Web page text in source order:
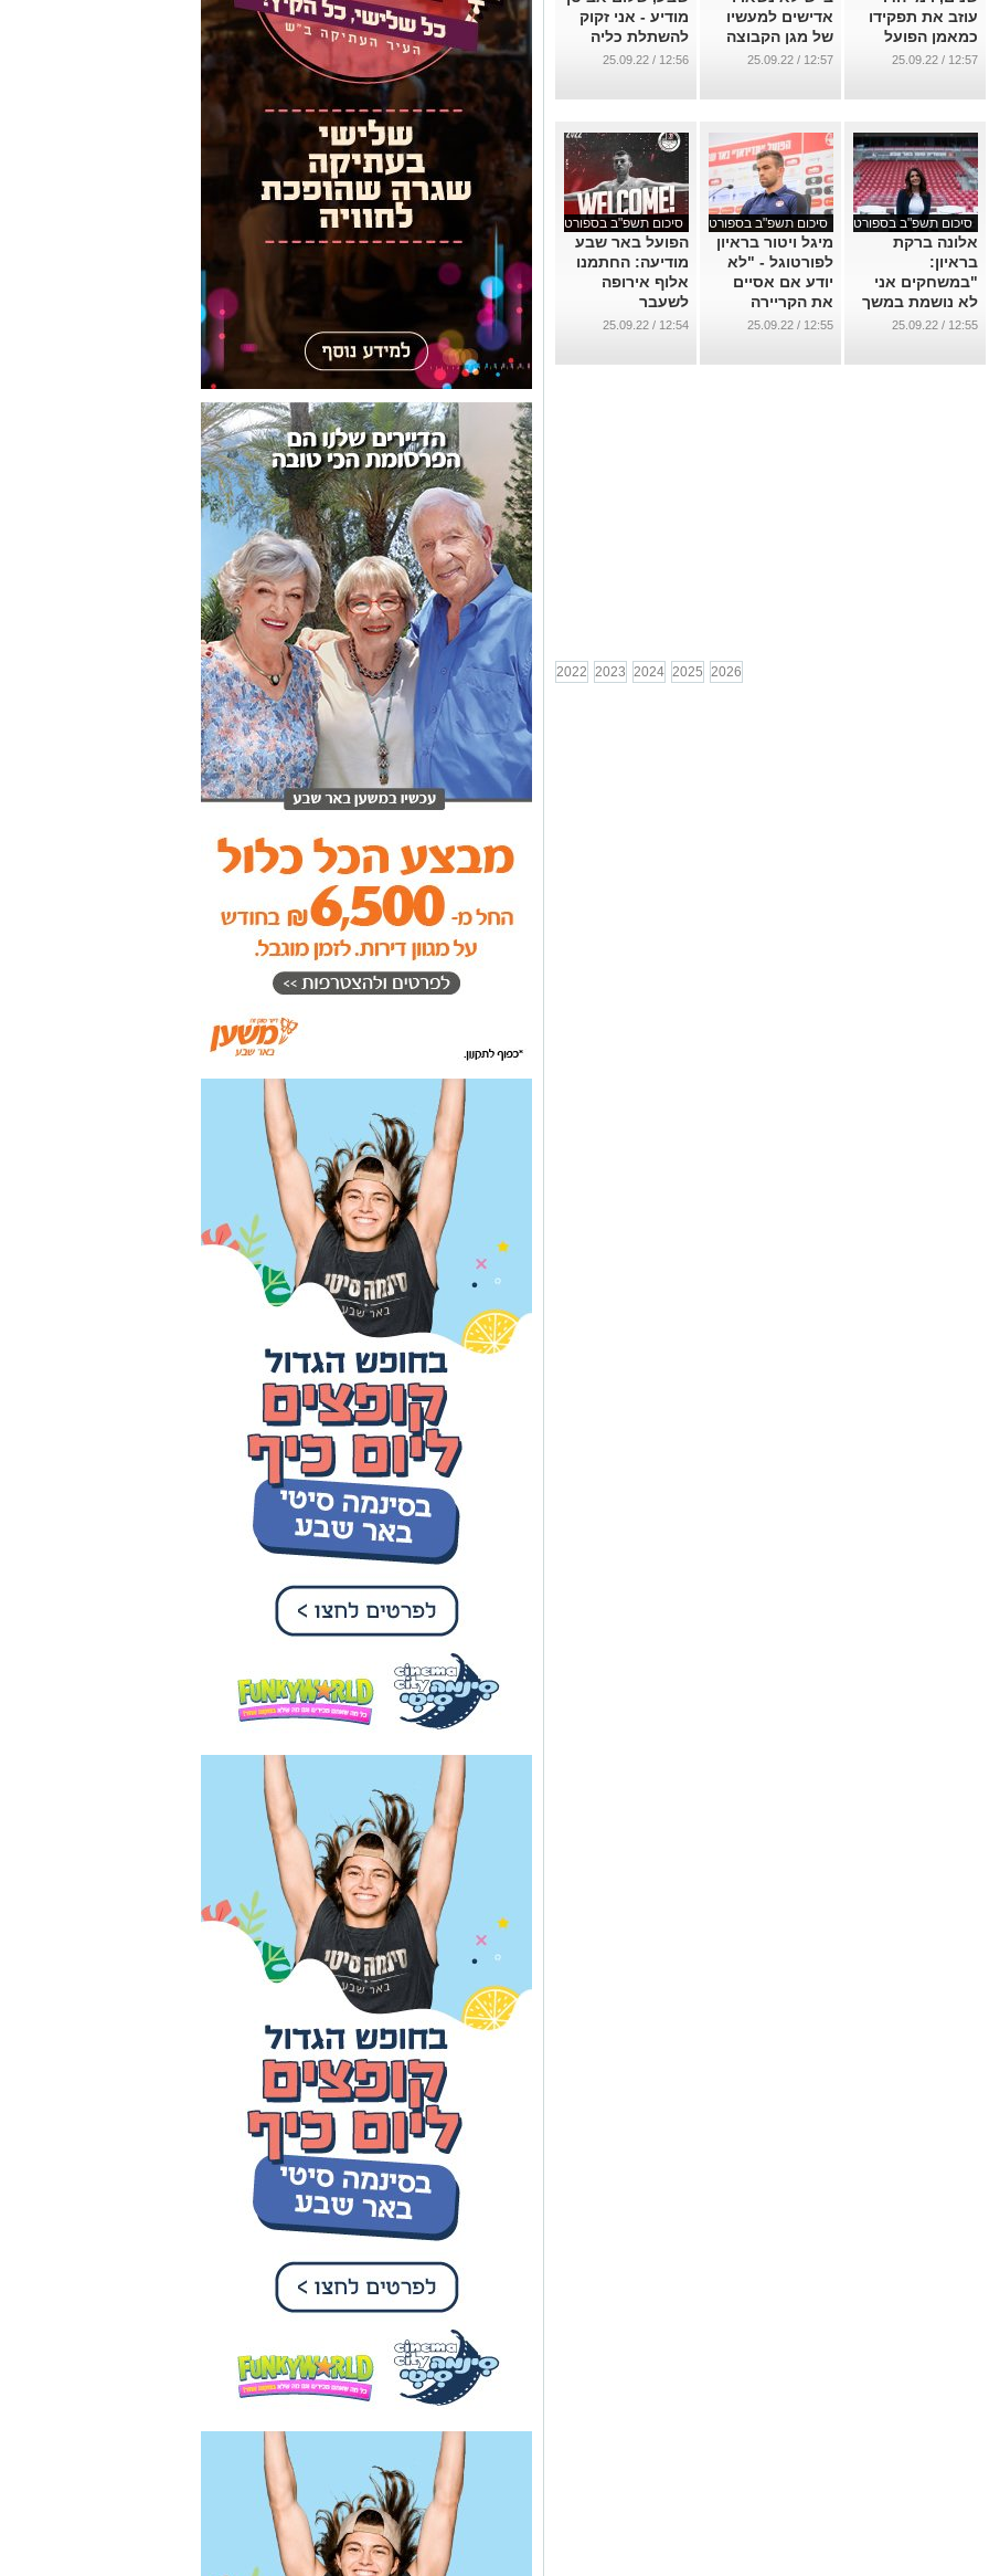
עוזב את תפקידו
כמאמן הפועל
ב"ש
12:57 / 25.09.22
אדישים למעשיו
של מגן הקבוצה
...
12:57 / 25.09.22
מודיע - אני זקוק
להשתלת כליה
...
12:56 / 25.09.22
סיכום תשפ"ב בספורט
אלונה ברקת
בראיון:
"במשחקים אני
לא נושמת במשך
90 דקות"
12:55 / 25.09.22
סיכום תשפ"ב בספורט
מיגל ויטור בראיון
לפורטוגל - "לא
יודע אם אסיים
את הקריירה
בבאר שבע"
12:55 / 25.09.22
סיכום תשפ"ב בספורט
הפועל באר שבע
מודיעה: החתמנו
אלוף אירופה
לשעבר
...
12:54 / 25.09.22
2022 2023 2024 2025 2026